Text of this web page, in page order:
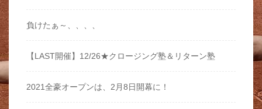
負けたぁ～、、、、
【LAST開催】12/26★クロージング塾＆リターン塾
2021全豪オープンは、2月8日開幕に！